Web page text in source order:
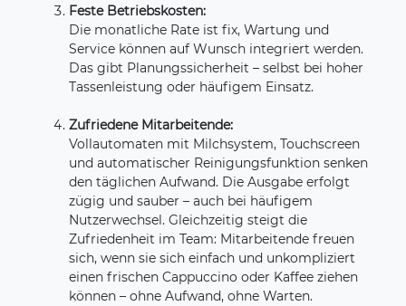
Feste Betriebskosten:
Die monatliche Rate ist fix, Wartung und
Service können auf Wunsch integriert werden.
Das gibt Planungssicherheit – selbst bei hoher
Tassenleistung oder häufigem Einsatz.
Zufriedene Mitarbeitende:
Vollautomaten mit Milchsystem, Touchscreen
und automatischer Reinigungsfunktion senken
den täglichen Aufwand. Die Ausgabe erfolgt
zügig und sauber – auch bei häufigem
Nutzerwechsel. Gleichzeitig steigt die
Zufriedenheit im Team: Mitarbeitende freuen
sich, wenn sie sich einfach und unkompliziert
einen frischen Cappuccino oder Kaffee ziehen
können – ohne Aufwand, ohne Warten.